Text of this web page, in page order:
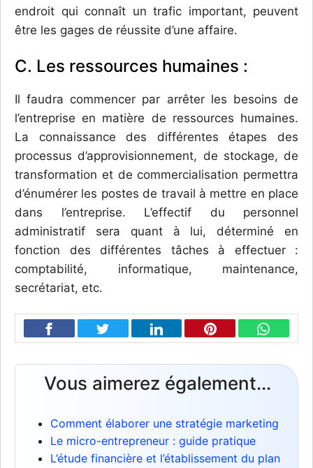
endroit qui connaît un trafic important, peuvent
être les gages de réussite d’une affaire.
C. Les ressources humaines :
Il faudra commencer par arrêter les besoins de
l’entreprise en matière de ressources humaines.
La connaissance des différentes étapes des
processus d’approvisionnement, de stockage, de
transformation et de commercialisation permettra
d’énumérer les postes de travail à mettre en place
dans l’entreprise. L’effectif du personnel
administratif sera quant à lui, déterminé en
fonction des différentes tâches à effectuer :
comptabilité, informatique, maintenance,
secrétariat, etc.
Vous aimerez également...
Comment élaborer une stratégie marketing
Le micro-entrepreneur : guide pratique
L’étude financière et l’établissement du plan